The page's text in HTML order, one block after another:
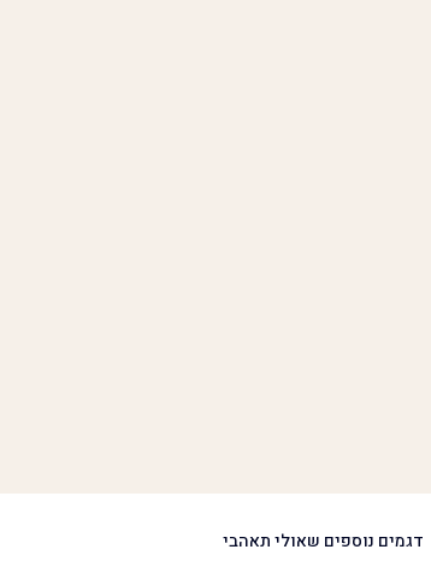
דגמים נוספים שאולי תאהבי